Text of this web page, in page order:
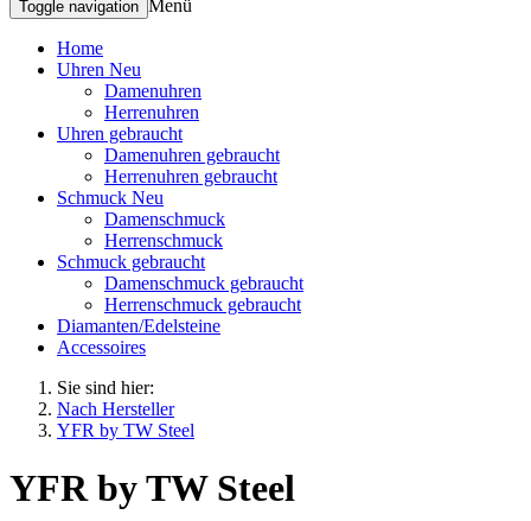
Toggle navigation Menü
Home
Uhren Neu
Damenuhren
Herrenuhren
Uhren gebraucht
Damenuhren gebraucht
Herrenuhren gebraucht
Schmuck Neu
Damenschmuck
Herrenschmuck
Schmuck gebraucht
Damenschmuck gebraucht
Herrenschmuck gebraucht
Diamanten/Edelsteine
Accessoires
Sie sind hier:
Nach Hersteller
YFR by TW Steel
YFR by TW Steel